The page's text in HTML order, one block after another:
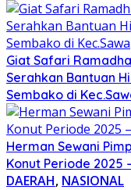
Giat Safari
Serahkan Bantuan
Sembako di
Herman Sewani
Konut Periode 2025
DAERAH, NASIONAL